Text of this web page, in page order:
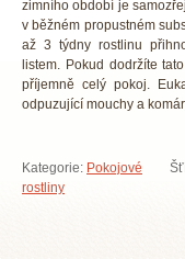
zimního období je
v běžném propustném
až 3 týdny rostlinu
listem. Pokud dodržíte
příjemně celý pokoj.
odpuzující mouchy a
Kategorie: Pokojové
rostliny